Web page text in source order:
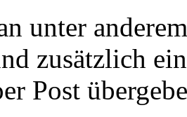
unter
zusätzlich
Post